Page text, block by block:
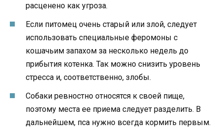
расценено как угроза.
Если питомец очень старый или злой, следует
использовать специальные феромоны с
кошачьим запахом за несколько недель до
прибытия котенка. Так можно снизить уровень
стресса и, соответственно, злобы.
Собаки ревностно относятся к своей пище,
поэтому места ее приема следует разделить. В
дальнейшем, пса нужно всегда кормить первым.